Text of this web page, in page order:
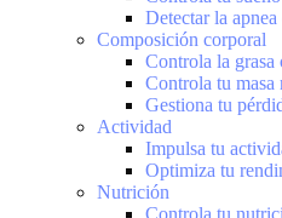
Detectar la
Composición corporal
Controla la grasa
Controla tu masa
Gestiona tu
Actividad
Impulsa tu
Optimiza tu
Nutrición
Controla tu